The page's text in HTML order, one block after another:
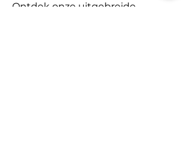
Ontdek onze uitgebreide